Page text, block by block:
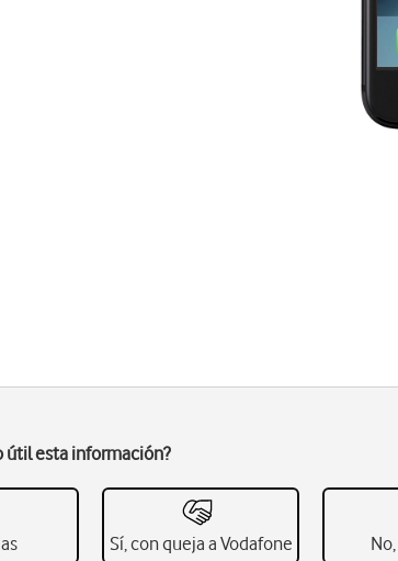
útil esta información?
Sí, con queja a Vodafone